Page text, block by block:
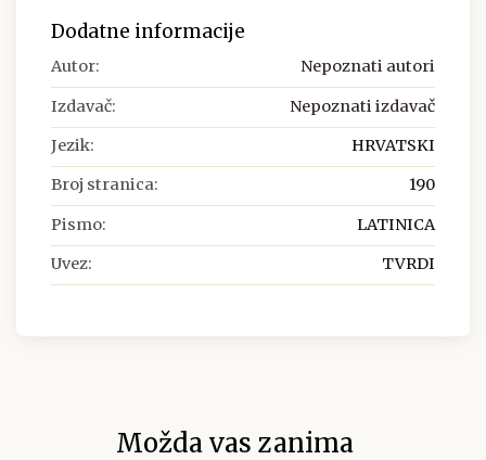
Dodatne informacije
Autor: Nepoznati autori
Izdavač: Nepoznati izdavač
Jezik: HRVATSKI
Broj stranica: 190
Pismo: LATINICA
Uvez: TVRDI
Možda vas zanima